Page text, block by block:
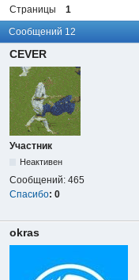
Страницы 1
Сообщений 12
CEVER
Участник
Неактивен
Сообщений: 465
Спасибо: 0
okras